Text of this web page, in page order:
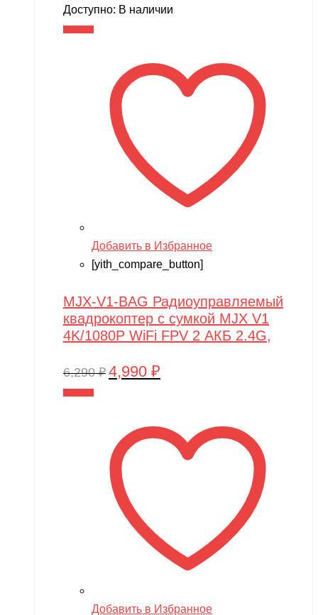
цена
цена:
Доступно: В наличии
Добавить в Избранное
[yith_compare_button]
MJX-V1-BAG Радиоуправляемый
квадрокоптер с сумкой MJX V1
4K/1080P WiFi FPV 2 АКБ 2.4G,
6,290₽ Первоначальная
6,290 ₽.
4,990 ₽
Добавить в Избранное